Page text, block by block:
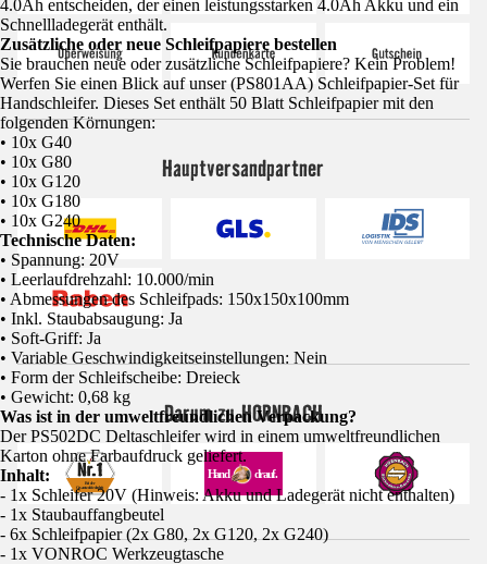
4.0Ah entscheiden, der einen leistungsstarken 4.0Ah Akku und ein
Schnellladegerät enthält.
Zusätzliche oder neue Schleifpapiere bestellen
Sie brauchen neue oder zusätzliche Schleifpapiere? Kein Problem!
Werfen Sie einen Blick auf unser (PS801AA) Schleifpapier-Set für
Handschleifer. Dieses Set enthält 50 Blatt Schleifpapier mit den
folgenden Körnungen:
• 10x G40
• 10x G80
• 10x G120
• 10x G180
• 10x G240
Technische Daten:
• Spannung: 20V
• Leerlaufdrehzahl: 10.000/min
• Abmessungen des Schleifpads: 150x150x100mm
• Inkl. Staubabsaugung: Ja
• Soft-Griff: Ja
• Variable Geschwindigkeitseinstellungen: Nein
• Form der Schleifscheibe: Dreieck
• Gewicht: 0,68 kg
Was ist in der umweltfreundlichen Verpackung?
Der PS502DC Deltaschleifer wird in einem umweltfreundlichen
Karton ohne Farbaufdruck geliefert.
Inhalt:
- 1x Schleifer 20V (Hinweis: Akku und Ladegerät nicht enthalten)
- 1x Staubauffangbeutel
- 6x Schleifpapier (2x G80, 2x G120, 2x G240)
- 1x VONROC Werkzeugtasche
Hauptversandpartner
Darum zu HORNBACH